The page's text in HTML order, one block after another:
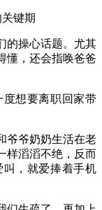
键期
的操心话题。尤其
懂，还会指唤爸爸
想要离职回家带
爷爷奶奶生活在老
样滔滔不绝，反而
，就爱捧着手机